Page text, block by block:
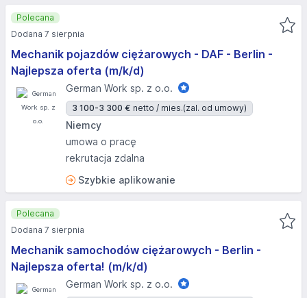
Mechanik pojazdów ciężarowych - DAF - Berlin -
Najlepsza oferta (m/k/d)
German Work sp. z o.o.
3 100-3 300 € netto / mies.(zal. od umowy)
Niemcy
umowa o pracę
rekrutacja zdalna
Szybkie aplikowanie
Polecana
Dodana 7 sierpnia
Mechanik samochodów ciężarowych - Berlin -
Najlepsza oferta! (m/k/d)
German Work sp. z o.o.
Polecana
Dodana 7 sierpnia